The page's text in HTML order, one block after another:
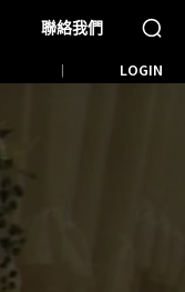
聯絡我們
LOGIN